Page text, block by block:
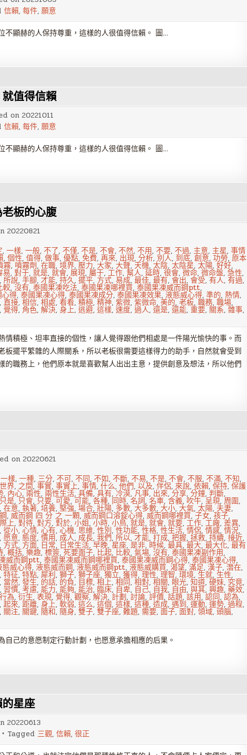
信賴, 每件, 願意
不顯赫的人保持尊重，這樣的人很值得信賴。 圖…
值得信賴
on 20221011
信賴, 每件, 願意
不顯赫的人保持尊重，這樣的人很值得信賴。 圖…
板的心腹
20220821
, 一樣, 一般, 不了, 不僅, 不是, 不會, 不然, 不用, 不要, 不過, 主意, 主星, 事情
, 個性, 值得, 做事, 優點, 免費, 再來, 出現, 分析, 別人, 到底, 創意, 功勞, 原本
霧,噴霧劑,在職, 境界,壓力,大家, 大聲,天機,太陰, 太陰星,太陽,好好,
易, 對于, 就是,就會,展現,屬于,工作, 幫人,延時,很會,微命,微命盤, 急性,
,所說,手腳,才能,持久,擺平,方式, 易成,最佳, 最有,會出,會受,有人, 有過,
較,沒有,泰國果凍吃法,泰國果凍哪裡買, 泰國果凍威而鋼ptt,
得,泰國果凍心得,泰國果凍成分,泰國果凍效果,液態威心得, 準的, 熱情,
,直接,相信,相處,看看,積極,精神,紫微,紫微命, 美的,老板,職務,職場,
, 覺得, 角色, 解決, 身上, 逃避, 這樣, 速度, 過人, 還是, 還能,重要,關系, 雜事,
情積極、坦率直接的個性，讓人覺得跟他們相處是一件陽光愉快的事。而
板擺平繁雜的人際關系，所以老板很需要這樣得力的助手，自然就會受到
的職務上，他們原本就是喜歡幫人出出主意，提供創意及想法，所以他們
on 20220621
一樣, 一種, 三分, 不可, 不同, 不如, 不斷, 不易, 不是, 不會, 不服, 不滿, 不知,
世界, 之間,事實,事實上, 事情, 什么, 他們, 以及, 伴侶, 來說, 依賴, 保持, 保護
, 內心,兩性, 兩性生活,具備,具有,冷漠,凡事,出來,分享,分鐘,判斷,
只是,只會,只要,可愛,可能,各種,同時,名詞, 名車, 含義, 吹牛,呈現,周圍,
, 在意, 執著, 培養, 堅強, 場合,壯陽, 多數,大多數,大小,大氣,太陽,夫妻,
, 威而鋼 四 分 之 一顆,威而鋼口溶錠心得,威而鋼哪裡買,子女,孩子,
上,對待,對方, 對於,小姐,小時, 小鳥,就是,就會,就要,工作,工廠,差異,
, 從小, 心情, 心有, 心機,思維,性別,性功能, 性格,性生活, 情侶, 情感, 情況,
, 愿意, 態度, 慣用, 成人, 成長, 我們, 所以,才能,打成, 把握,拯救,持續,接近,
, 方式, 方面, 日常, 日常生活,早晚,星座, 是非,時候,最具,最大,最大化,最有
,概括,樂趣,標簽,死要面子,比起, 比較, 氣場, 沒有,泰國果凍副作用,
威而鋼ptt,泰國果凍威而鋼哪裡買, 泰國果凍威而鋼心得,泰國果凍心得,
態威心得, 液態威而鋼,液態威而鋼ptt,液態威購買,渴望,滿足,漢子,潛在,
,特征,特點,犀利,獅子,獅子座,獨立, 獲得,理性,理智,環境,生就,生性,
, 當然, 發生, 的話, 的負, 目標, 相上, 相同,相對,相關, 眼光,知道,硬妹, 究竟,
, 習慣, 考慮, 能力, 能夠, 能治, 臨床, 自卑, 自己, 自我, 自由, 與其, 興趣, 藥效,
行為,衍生,表現,覺得,觀察,解決, 計劃, 討論, 評價,話題,該用,認同, 認為,
,起來,距離,身上,軟弱,這么,這個, 這樣, 這種, 造成,遇到,運動, 運勢, 過程,
, 關注, 關鍵, 隨和, 隨身, 雙子, 雙子座,難題,需要,面子,面對,領域,頭腦,
己的意愿制定行動計劃，也愿意承擔相應的后果。
星座
20220613
Tagged 三觀, 信賴, 很正